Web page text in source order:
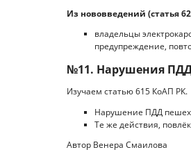
Из нововведений (статья
владельцы
предупреждение,
№11. Нарушения
Изучаем статью 615 КоАП РК.
Нарушение ПДД
Те же действия,
Автор Венера Смаилова